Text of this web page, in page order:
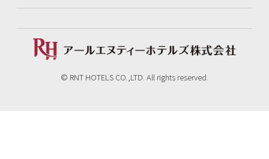
© RNT HOTELS CO.,LTD. All rights reserved.